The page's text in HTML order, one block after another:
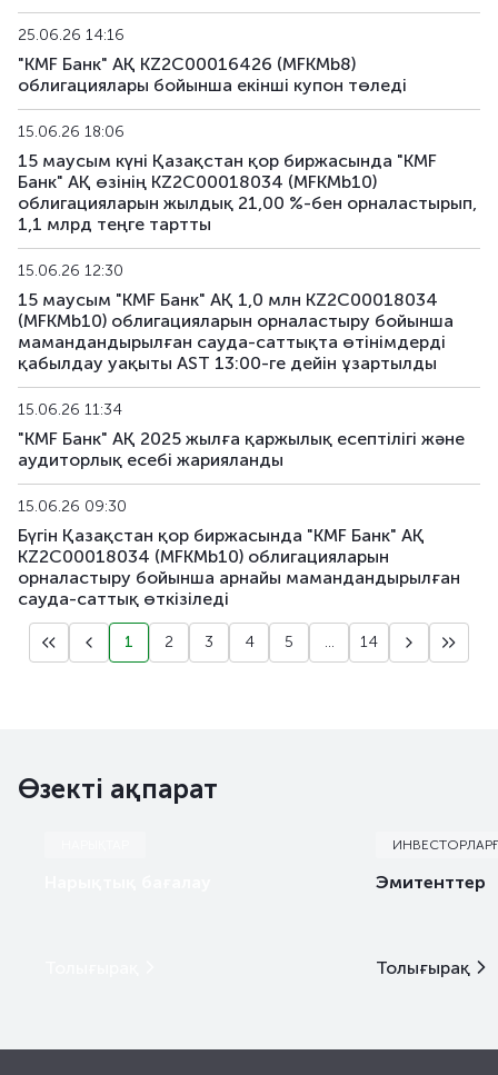
25.06.26 14:16
"KMF Банк" АҚ KZ2C00016426 (MFKMb8)
облигациялары бойынша екінші купон төледі
15.06.26 18:06
15 маусым күні Қазақстан қор биржасында "KMF
Банк" АҚ өзінің KZ2C00018034 (MFKMb10)
облигацияларын жылдық 21,00 %-бен орналастырып,
1,1 млрд теңге тартты
15.06.26 12:30
15 маусым "KMF Банк" АҚ 1,0 млн KZ2C00018034
(MFKMb10) облигацияларын орналастыру бойынша
мамандандырылған сауда-саттықта өтінімдерді
қабылдау уақыты AST 13:00-ге дейін ұзартылды
15.06.26 11:34
"KMF Банк" АҚ 2025 жылға қаржылық есептілігі және
аудиторлық есебі жарияланды
15.06.26 09:30
Бүгін Қазақстан қор биржасында "KMF Банк" АҚ
KZ2C00018034 (MFKMb10) облигацияларын
орналастыру бойынша арнайы мамандандырылған
сауда-саттық өткізіледі
1 2 3 4 5 ... 14
Өзекті ақпарат
Эмитенттер
Толығырақ